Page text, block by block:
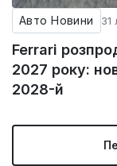
Авто Новини 31
Ferrari
2027 року:
2028-й